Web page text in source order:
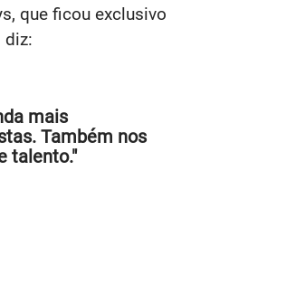
que ficou exclusivo
diz:
mais
Também nos
talento."